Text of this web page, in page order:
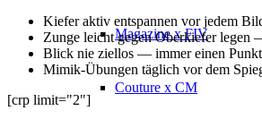
Magazine x FIV
Couture x CM
Kiefer aktiv entspannen vor jedem
Zunge leicht gegen Oberkiefer legen
Blick nie ziellos — immer einen
Mimik-Übungen täglich vor dem
[crp limit="2"]